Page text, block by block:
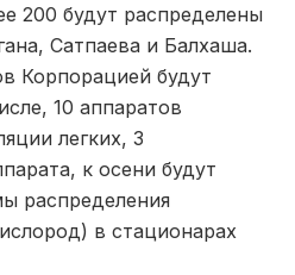
200 будут распределены
Сатпаева и Балхаша.
Корпорацией будут
10 аппаратов
легких, 3
к осени будут
распределения
в стационарах